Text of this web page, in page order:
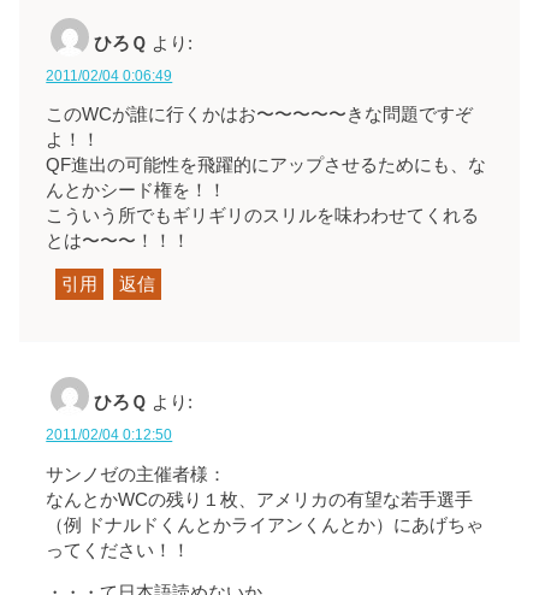
ひろＱ より:
2011/02/04 0:06:49
このWCが誰に行くかはお〜〜〜〜〜きな問題ですぞ
よ！！
QF進出の可能性を飛躍的にアップさせるためにも、な
んとかシード権を！！
こういう所でもギリギリのスリルを味わわせてくれる
とは〜〜〜！！！
引用 返信
ひろＱ より:
2011/02/04 0:12:50
サンノゼの主催者様：
なんとかWCの残り１枚、アメリカの有望な若手選手
（例 ドナルドくんとかライアンくんとか）にあげちゃ
ってください！！